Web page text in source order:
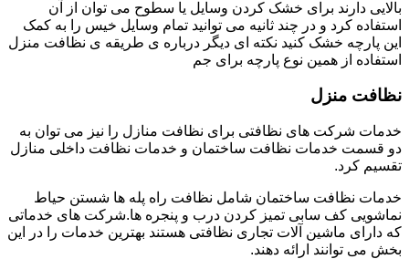
بالایی دارند برای خشک کردن وسایل یا سطوح می توان از آن
استفاده کرد و در چند ثانیه می توانید تمام وسایل خیس را به کمک
این پارچه خشک کنید نکته ای دیگر درباره ی طریقه ی نظافت منزل
استفاده از همین نوع پارچه برای جم
نظافت منزل
خدمات شرکت های نظافتی برای نظافت منازل را نیز می توان به
دو قسمت خدمات نظافت ساختمان و خدمات نظافت داخلی منازل
تقسیم کرد.
خدمات نظافت ساختمان شامل نظافت راه پله ها شستن حیاط
نماشویی کف سابی تمیز کردن درب و پنجره ها.شرکت های خدماتی
که دارای ماشین آلات تجاری نظافتی هستند بهترین خدمات را در این
بخش می توانند ارائه دهند.